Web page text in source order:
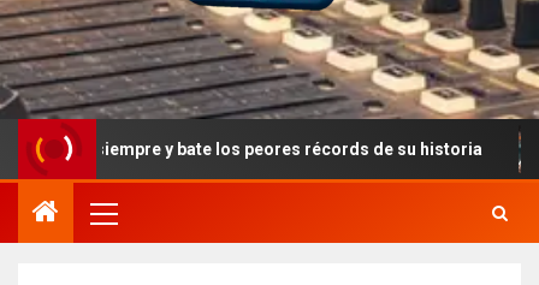
siempre y bate los peores récords de su historia